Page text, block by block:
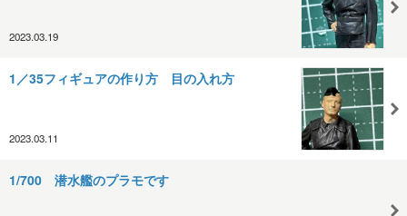
2023.03.19
1／35フィギュアの作り方 目の入れ方
2023.03.11
1/700 潜水艦のプラモです